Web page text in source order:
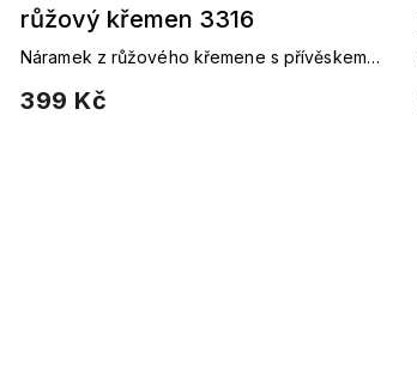
růžový křemen 3316
399 Kč
Náramek z růžového křemene s přívěskem